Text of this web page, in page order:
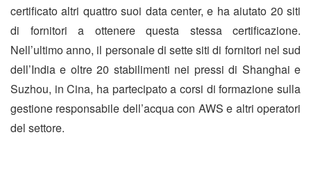
certificato altri quattro suoi data center, e ha aiutato 20 siti
di fornitori a ottenere questa stessa certificazione.
Nell’ultimo anno, il personale di sette siti di fornitori nel sud
dell’India e oltre 20 stabilimenti nei pressi di Shanghai e
Suzhou, in Cina, ha partecipato a corsi di formazione sulla
gestione responsabile dell’acqua con AWS e altri operatori
del settore.